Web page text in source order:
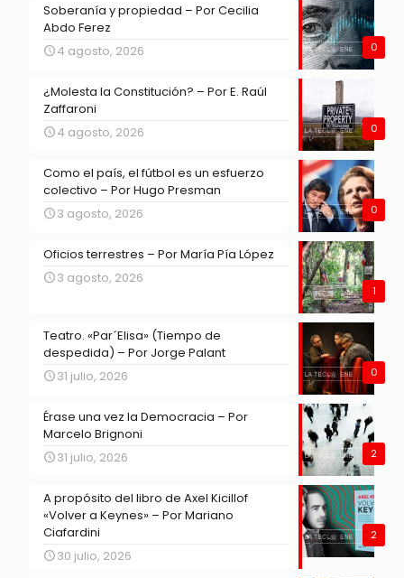
0
Soberanía y propiedad – Por Cecilia
Abdo Ferez
4 agosto, 2026
0
¿Molesta la Constitución? – Por E. Raúl
Zaffaroni
4 agosto, 2026
0
Como el país, el fútbol es un esfuerzo
colectivo – Por Hugo Presman
3 agosto, 2026
1
Oficios terrestres – Por María Pía López
3 agosto, 2026
0
Teatro. «Par´Elisa» (Tiempo de
despedida) – Por Jorge Palant
31 julio, 2026
2
Érase una vez la Democracia – Por
Marcelo Brignoni
31 julio, 2026
2
A propósito del libro de Axel Kicillof
«Volver a Keynes» – Por Mariano
Ciafardini
30 julio, 2026